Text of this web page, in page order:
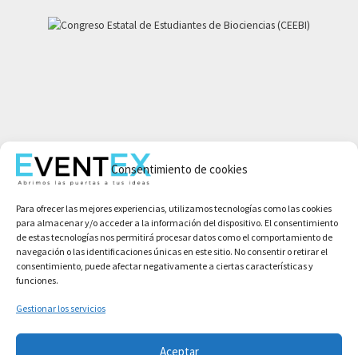
Consentimiento de cookies
Para ofrecer las mejores experiencias, utilizamos tecnologías como las cookies
para almacenar y/o acceder a la información del dispositivo. El consentimiento
de estas tecnologías nos permitirá procesar datos como el comportamiento de
navegación o las identificaciones únicas en este sitio. No consentir o retirar el
consentimiento, puede afectar negativamente a ciertas características y
funciones.
Gestionar los servicios
Aceptar
Aviso legal
Política de privacidad
Condiciones de compra
Política de cookies